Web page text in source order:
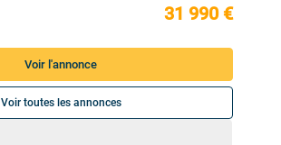
31 990 €
Voir l'annonce
Voir toutes les annonces